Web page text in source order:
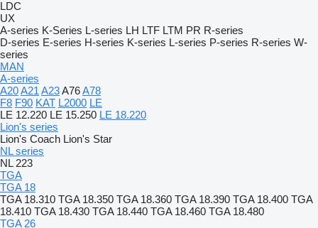
LDC
UX
A-series K-Series L-series LH LTF LTM PR R-series
D-series E-series H-series K-series L-series P-series R-series W-
series
MAN
A-series
A20A21 A23A76A78
F8 F90 KAT L2000 LE
LE 12.220 LE 15.250 LE 18.220
Lion's series
Lion's Coach Lion's Star
NL series
NL 223
TGA
TGA 18
TGA 18.310 TGA 18.350 TGA 18.360 TGA 18.390 TGA 18.400 TGA
18.410 TGA 18.430 TGA 18.440 TGA 18.460 TGA 18.480
TGA 26